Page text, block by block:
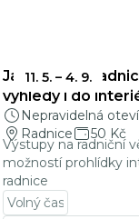
11. 5. – 4. 9.
Jablonecká
výhledy i do
Nepravidelná
Radnice
50 Kč
Výstupy na radniční
možností prohlídky
radnice
Volný čas